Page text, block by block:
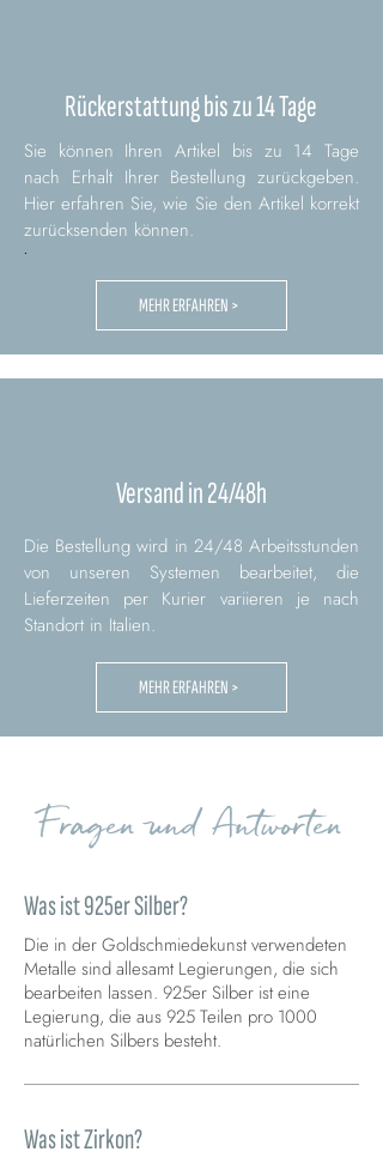
Rückerstattung bis zu 14 Tage
Sie können Ihren Artikel bis zu 14 Tage
nach Erhalt Ihrer Bestellung zurückgeben.
Hier erfahren Sie, wie Sie den Artikel korrekt
zurücksenden können.
MEHR ERFAHREN >
Versand in 24/48h
Die Bestellung wird in 24/48 Arbeitsstunden
von unseren Systemen bearbeitet, die
Lieferzeiten per Kurier variieren je nach
Standort in Italien.
MEHR ERFAHREN >
Fragen und Antworten
Was ist 925er Silber?
Die in der Goldschmiedekunst verwendeten
Metalle sind allesamt Legierungen, die sich
bearbeiten lassen. 925er Silber ist eine
Legierung, die aus 925 Teilen pro 1000
natürlichen Silbers besteht.
Was ist Zirkon?